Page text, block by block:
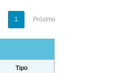
1 Próximo
Tipo